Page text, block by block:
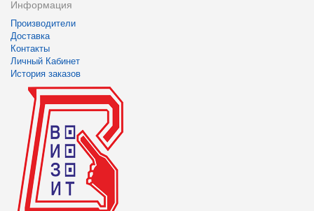
Информация
Производители
Доставка
Контакты
Личный Кабинет
История заказов